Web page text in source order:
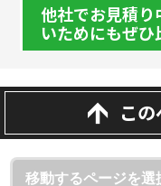
他社でお見積り
いためにもぜひ
こ